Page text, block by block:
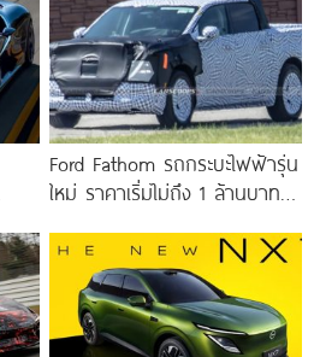
Ford Fathom รถกระบะไฟฟ้ารุ่น
ใหม่ ราคาเริ่มไม่ถึง 1 ล้านบาท !